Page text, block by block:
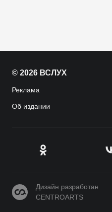
© 2026 ВСЛУХ
Реклама
Об издании
CENTROARTS